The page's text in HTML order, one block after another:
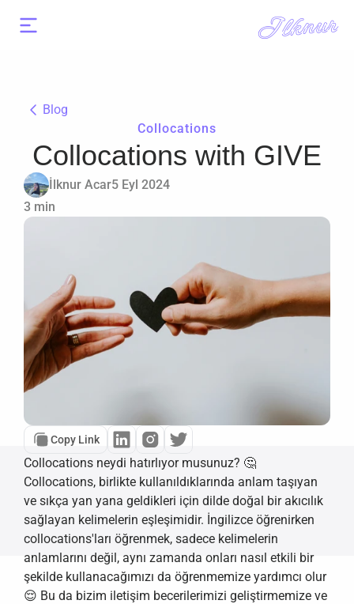
Ilknur
Blog
Collocations
Collocations with GIVE
İlknur Acar5 Eyl 2024
3 min
Copy Link
Collocations neydi hatırlıyor musunuz? 🤔
Collocations, birlikte kullanıldıklarında anlam taşıyan
ve sıkça yan yana geldikleri için dilde doğal bir akıcılık
sağlayan kelimelerin eşleşimidir. İngilizce öğrenirken
collocations'ları öğrenmek, sadece kelimelerin
anlamlarını değil, aynı zamanda onları nasıl etkili bir
şekilde kullanacağımızı da öğrenmemize yardımcı olur
😌 Bu da bizim iletişim becerilerimizi geliştirmemize ve